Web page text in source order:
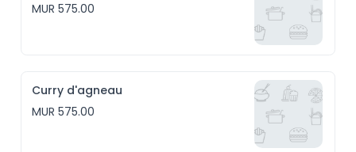
MUR 575.00
Curry d'agneau
MUR 575.00